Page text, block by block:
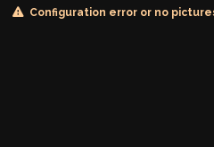
Configuration error or no